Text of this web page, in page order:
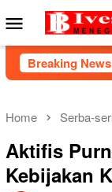
to
Mobile
Menu
Breaking News
Ancam Bawa
Home Serba-
Aktifis
Kebijakan